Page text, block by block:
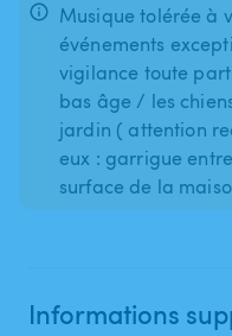
Musique tolérée à
événements
vigilance toute
bas âge / les
jardin ( attention
eux : garrigue
surface de la
Informations